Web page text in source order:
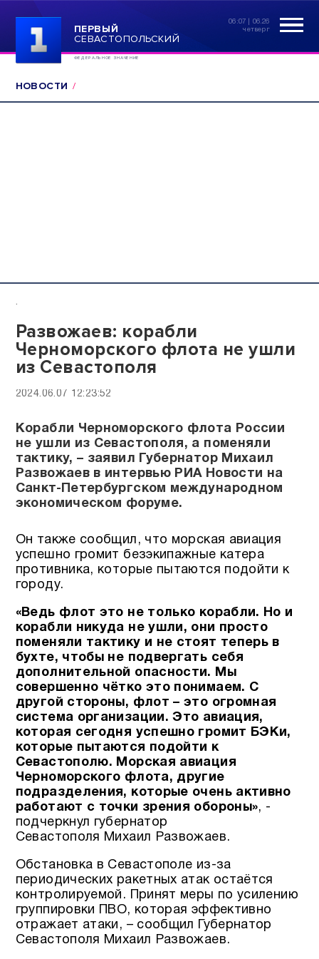
ПЕРВЫЙ
СЕВАСТОПОЛЬСКИЙ
ФЕДЕРАЛЬНОЕ ЗНАЧЕНИЕ
06:07 | 06.26
четверг
НОВОСТИ
.
Развожаев: корабли
Черноморского флота не ушли
из Севастополя
2024.06.07 12:23:52
Корабли Черноморского флота России
не ушли из Севастополя, а поменяли
тактику, – заявил Губернатор Михаил
Развожаев в интервью РИА Новости на
Санкт-Петербургском международном
экономическом форуме.
Он также сообщил, что морская авиация
успешно громит безэкипажные катера
противника, которые пытаются подойти к
городу.
«Ведь флот это не только корабли. Но и
корабли никуда не ушли, они просто
поменяли тактику и не стоят теперь в
бухте, чтобы не подвергать себя
дополнительной опасности. Мы
совершенно чётко это понимаем. С
другой стороны, флот – это огромная
система организации. Это авиация,
которая сегодня успешно громит БЭКи,
которые пытаются подойти к
Севастополю. Морская авиация
Черноморского флота, другие
подразделения, которые очень активно
работают с точки зрения обороны», -
подчеркнул губернатор
Севастополя Михаил Развожаев.
Обстановка в Севастополе из-за
периодических ракетных атак остаётся
контролируемой. Принят меры по усилению
группировки ПВО, которая эффективно
отражает атаки, ­– сообщил Губернатор
Севастополя Михаил Развожаев.